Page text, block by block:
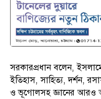
সরকারপ্রধান বলেন,
ইতিহাস, সাহিত্য, দর্শন,
ও ভূগোলসহ জ্ঞানের আরও